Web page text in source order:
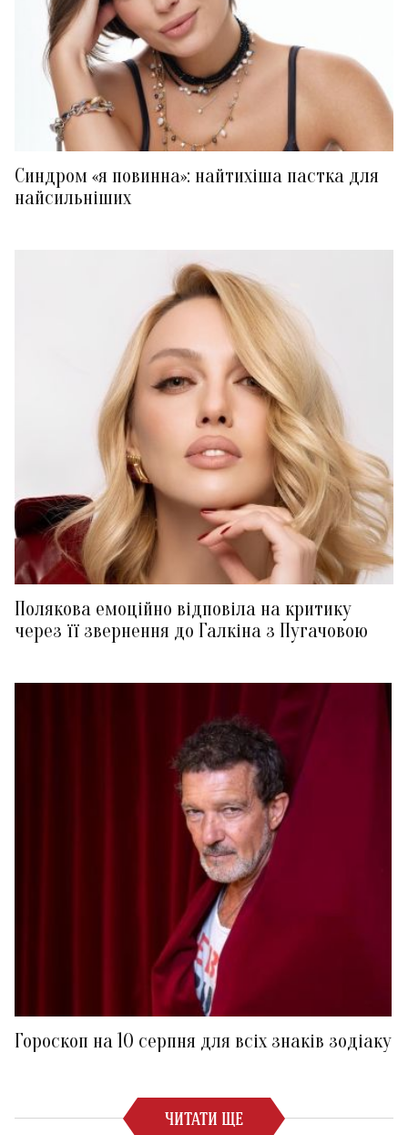
Синдром «я повинна»: найтихіша пастка для
найсильніших
Полякова емоційно відповіла на критику
через її звернення до Галкіна з Пугачовою
Гороскоп на 10 серпня для всіх знаків зодіаку
ЧИТАТИ ЩЕ